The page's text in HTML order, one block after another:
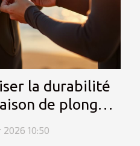
la durabilité
de plongée
10:50